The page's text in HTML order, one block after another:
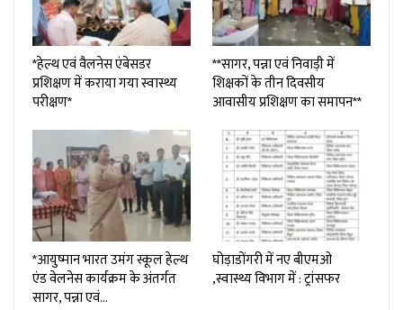
*हेल्थ एवं वैलनेस एंबेसडर
प्रशिक्षण में कराया गया स्वास्थ्य
परीक्षण*
**सागर, पन्ना एवं निवाड़ी में
शिक्षकों के तीन दिवसीय
आवासीय प्रशिक्षण का समापन**
*आयुष्मान भारत उमंग स्कूल हेल्थ
एंड वेलनेस कार्यक्रम के अंतर्गत
सागर, पन्ना एवं…
घोड़ाडोंगरी में नए बीएमओ
,स्वास्थ्य विभाग में : ट्रांसफर